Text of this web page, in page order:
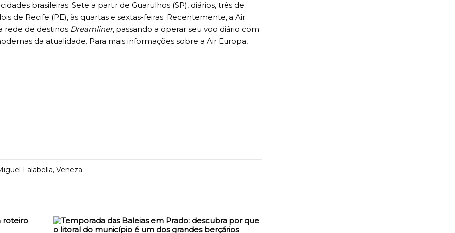
brasileiras. Sete a partir de Guarulhos (SP), diários, três de
de Recife (PE), às quartas e sextas-feiras. Recentemente, a Air
rede de destinos Dreamliner, passando a operar seu voo diário com
da atualidade. Para mais informações sobre a Air Europa,
Falabella, Veneza